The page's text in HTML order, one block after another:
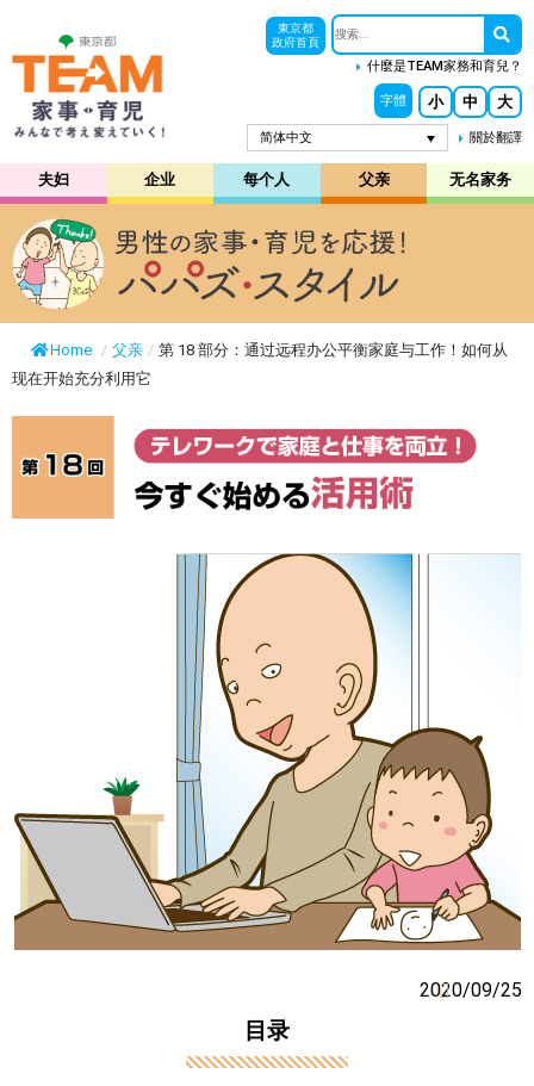
東京都
政府首頁
什麼是TEAM家務和育兒？
字體 小 中 大
简体中文 關於翻譯
夫妇 企业 每个人 父亲 无名家务
Home / 父亲 / 第 18 部分：通过远程办公平衡家庭与工作！如何从
现在开始充分利用它
2020/09/25
目录